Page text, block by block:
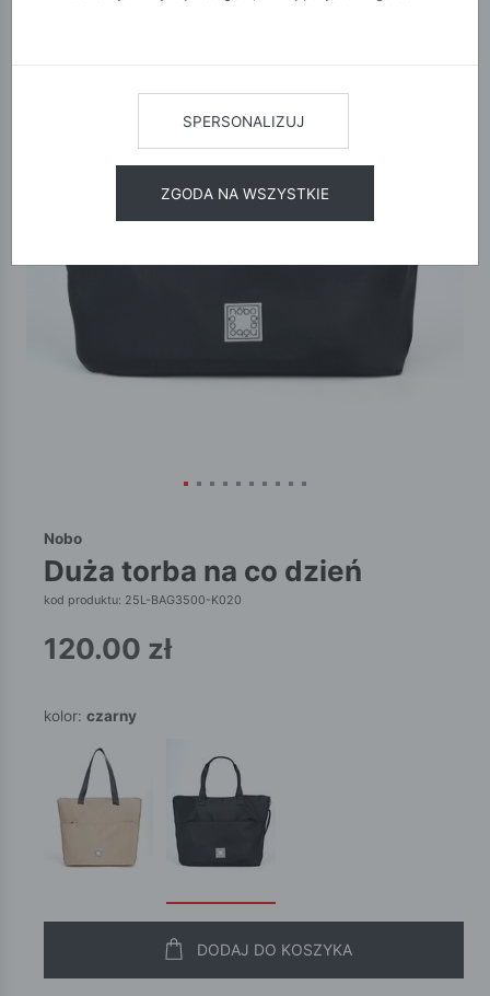
Nobo
duża torba na co dzień
kod produktu: 25L-BAG3500-K020
120.00 zł
kolor: czarny
DODAJ DO KOSZYKA
SPERSONALIZUJ
ZGODA NA WSZYSTKIE